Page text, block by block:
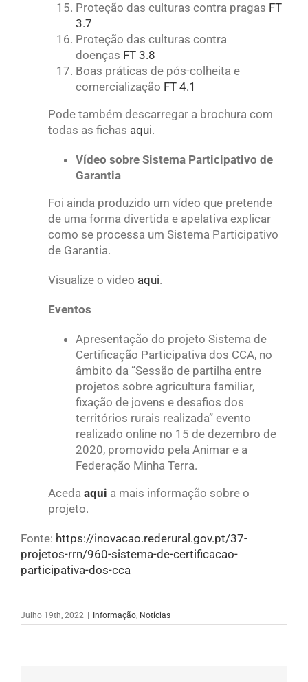
Proteção das culturas contra pragas FT
3.7
Proteção das culturas contra
doenças FT 3.8
Boas práticas de pós-colheita e
comercialização FT 4.1
Pode também descarregar a brochura com
todas as fichas aqui.
Vídeo sobre Sistema Participativo de
Garantia
Foi ainda produzido um vídeo que pretende
de uma forma divertida e apelativa explicar
como se processa um Sistema Participativo
de Garantia.
Visualize o video aqui.
Eventos
Apresentação do projeto Sistema de
Certificação Participativa dos CCA, no
âmbito da “Sessão de partilha entre
projetos sobre agricultura familiar,
fixação de jovens e desafios dos
territórios rurais realizada” evento
realizado online no 15 de dezembro de
2020, promovido pela Animar e a
Federação Minha Terra.
Aceda aqui a mais informação sobre o
projeto.
Fonte: https://inovacao.rederural.gov.pt/37-
projetos-rrn/960-sistema-de-certificacao-
participativa-dos-cca
Julho 19th, 2022 Informação, Notícias